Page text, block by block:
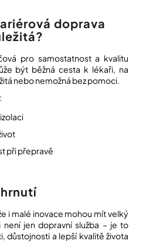
doprava
pro samostatnost a kvalitu
být běžná cesta k lékaři, na
nebo nemožná bez pomoci.
při přepravě
i malé inovace mohou mít velký
jen dopravní služba – je to
důstojnosti a lepší kvalitě života